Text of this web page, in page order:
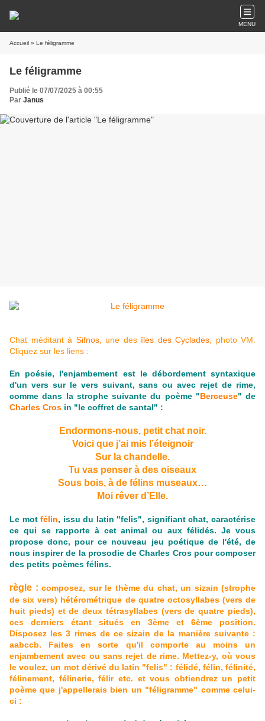
MENU
Accueil » Le féligramme
Le féligramme
Publié le 07/07/2025 à 00:55
Par Janus
Chat méditant à Sifnos, une desîles des Cyclades , photo VM.
Cliquez sur les liens :
En poésie, l'enjambement est le débordement syntaxique
d'un vers sur le vers suivant, sans ou avec rejet de rime,
comme dans la strophe suivante du poème "Berceuse" de
Charles Cros in "le coffret de santal" :
Endormons-nous, petit chat noir.
Voici que j’ai mis l’éteignoir
Sur la chandelle.
Tu vas penser à des oiseaux
Sous bois, à de félins museaux…
Moi rêver d’Elle.
Le motfélin, issu du latin "felis", signifiant chat, caractérise
ce qui se rapporte à cet animal ou aux félidés.Je vous
propose donc, pour ce nouveau jeu poétique de l'été, de
nous inspirer de la prosodie de Charles Cros pour composer
des petits poèmes félins.
règle : composez, sur le thème du chat, un sizain (strophe
de six vers) hétérométrique de quatre octosyllabes (vers de
huit pieds) et de deux tétrasyllabes (vers de quatre pieds),
ces derniers étant situés en 3ème et 6ème position.
Disposez les 3 rimes de ce sizain de la manière suivante :
aabccb. Faites en sorte qu'il comporte au moins un
enjambement avec ou sans rejet de rime. Mettez-y, où vous
le voulez, un mot dérivé du latin "felis" : félidé, félin, félinité,
félinement, félinerie, félir etc. et vous obtiendrez un petit
poème que j'appellerais bien un "féligramme" comme celui-
ci :